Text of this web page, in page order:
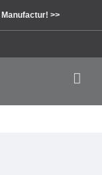
Manufactur! >>